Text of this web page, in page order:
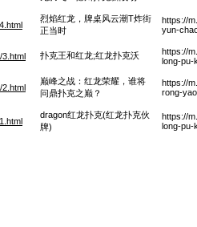
烈焰红龙，牌桌风云潮T炸街
正当时
https://
yun-
扑克王和红龙;红龙扑克沃
https://
long-pu-
巅峰之战：红龙荣耀，谁将
问鼎扑克之巅？
https://
rong-
dragon红龙扑克(红龙扑克伙
牌)
https://
long-pu-